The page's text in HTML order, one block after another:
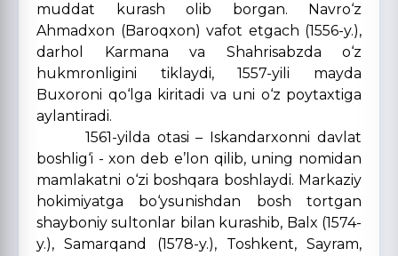
muddat kurash olib borgan. Navro‘z
Ahmadxon (Baroqxon) vafot etgach (1556-y.),
darhol Karmana va Shahrisabzda o‘z
hukmronligini tiklaydi, 1557-yili mayda
Buxoroni qo‘lga kiritadi va uni o‘z poytaxtiga
aylantiradi.
1561-yilda otasi – Iskandarxonni davlat
boshlig‘i - xon deb e’lon qilib, uning nomidan
mamlakatni o‘zi boshqara boshlaydi. Markaziy
hokimiyatga bo‘ysunishdan bosh tortgan
shayboniy sultonlar bilan kurashib, Balx (1574-
y.), Samarqand (1578-y.), Toshkent, Sayram,